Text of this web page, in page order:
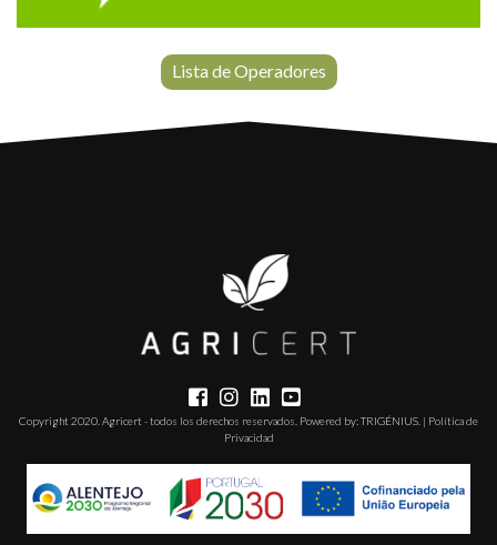
Lista de Operadores
Copyright 2020. Agricert - todos los derechos reservados. Powered by:TRIGÉNIUS . | Política de
Privacidad